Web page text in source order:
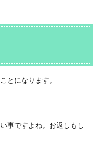
とになります。
事ですよね。お返しもし